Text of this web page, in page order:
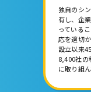
独自のシ
有し、企
っている
応を適切
設立以来
8,400社の
に取り組